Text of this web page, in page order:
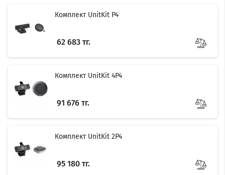
Комплект UnitKit P4
62 683 тг.
Комплект UnitKit 4P4
91 676 тг.
Комплект UnitKit 2P4
95 180 тг.